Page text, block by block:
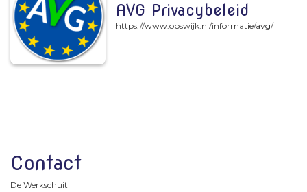
AVG Privacybeleid
https://www.obswijk.nl/informatie/avg/
Contact
De Werkschuit